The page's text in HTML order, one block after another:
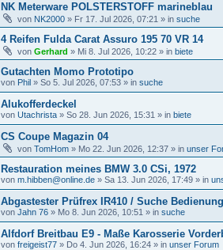
NK Meterware POLSTERSTOFF marineblau
von NK2000 » Fr 17. Jul 2026, 07:21 » in suche
4 Reifen Fulda Carat Assuro 195 70 VR 14
von Gerhard » Mi 8. Jul 2026, 10:22 » in biete
Gutachten Momo Prototipo
von Phil » So 5. Jul 2026, 07:53 » in suche
Alukofferdeckel
von Utachrista » So 28. Jun 2026, 15:31 » in biete
CS Coupe Magazin 04
von TomHom » Mo 22. Jun 2026, 12:37 » in unser
Restauration meines BMW 3.0 CSi, 1972
von m.hibben@online.de » Sa 13. Jun 2026, 17:49 » in
Abgastester Prüfrex IR410 / Suche
von Jahn 76 » Mo 8. Jun 2026, 10:51 » in suche
Alfdorf Breitbau E9 - Maße Karosserie
von freigeist77 » Do 4. Jun 2026, 16:24 » in unser Forum